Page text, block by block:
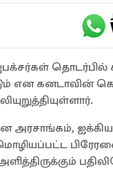
தொடர்பில்
என கனடாவின்
அரசாங்கம்,
அளித்திருக்கும்